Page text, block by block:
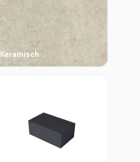
Keramisch